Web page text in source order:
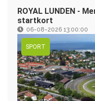
ROYAL LUNDEN -
startkort
06-08-2026 13:00:00
SPORT